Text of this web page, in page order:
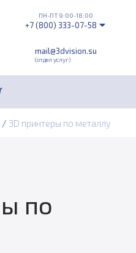
mail@3dvision.su
(отдел услуг)
ПН-ПТ 9:00-18:00
+7 (800) 333-07-58
/ 3D принтеры по металлу
по